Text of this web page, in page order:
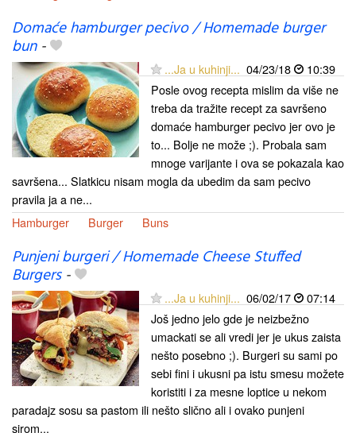
Domaće hamburger pecivo / Homemade burger
bun-
...Ja u kuhinji... 04/23/18
10:39
Posle ovog recepta mislim da više ne
treba da tražite recept za savršeno
domaće hamburger pecivo jer ovo je
to... Bolje ne može ;). Probala sam
mnoge varijante i ova se pokazala kao
savršena... Slatkicu nisam mogla da ubedim da sam pecivo
pravila ja a ne...
Hamburger
Burger Buns
Punjeni burgeri / Homemade Cheese Stuffed
Burgers-
...Ja u kuhinji... 06/02/17
07:14
Još jedno jelo gde je neizbežno
umackati se ali vredi jer je ukus zaista
nešto posebno ;). Burgeri su sami po
sebi fini i ukusni pa istu smesu možete
koristiti i za mesne loptice u nekom
paradajz sosu sa pastom ili nešto slično ali i ovako punjeni
sirom...